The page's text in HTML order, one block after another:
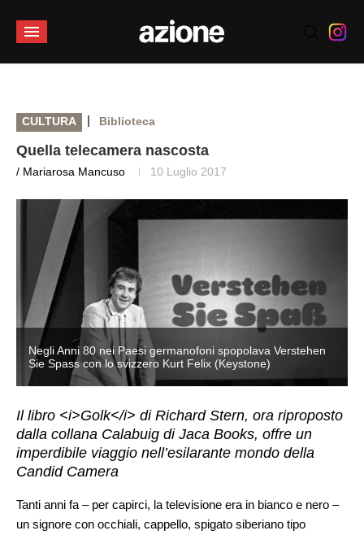
CULTURA | Biblioteca
Quella telecamera nascosta
/ Mariarosa Mancuso 10 Luglio 2017
Negli Anni 80 nei Paesi germanofoni spopolava Verstehen
Sie Spass con lo svizzero Kurt Felix (Keystone)
Il libro <i>Golk</i> di Richard Stern, ora riproposto
dalla collana Calabuig di Jaca Books, offre un
imperdibile viaggio nell’esilarante mondo della
Candid Camera
Tanti anni fa – per capirci, la televisione era in bianco e nero –
un signore con occhiali, cappello, spigato siberiano tipo